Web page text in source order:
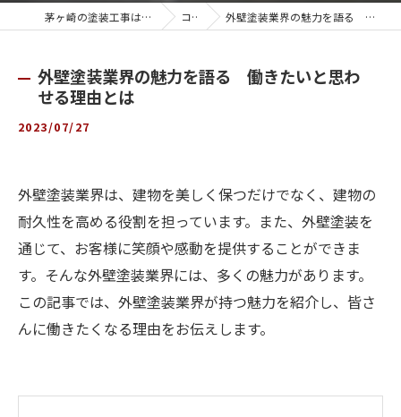
茅ヶ崎の塗装工事はスズモトリフォーム コラム 外壁塗装業界の魅力を語る 働きたいと思わせる理由とは
外壁塗装業界の魅力を語る 働きたいと思わ
せる理由とは
2023/07/27
外壁塗装業界は、建物を美しく保つだけでなく、建物の
耐久性を高める役割を担っています。また、外壁塗装を
通じて、お客様に笑顔や感動を提供することができま
す。そんな外壁塗装業界には、多くの魅力があります。
この記事では、外壁塗装業界が持つ魅力を紹介し、皆さ
んに働きたくなる理由をお伝えします。